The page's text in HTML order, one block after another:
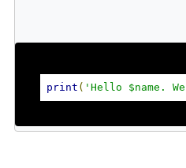
print ( 'Hello $name.